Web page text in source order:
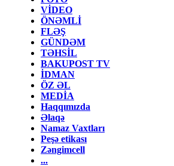
VİDEO
ÖNƏMLİ
FLƏŞ
GÜNDƏM
TƏHSİL
BAKUPOST TV
İDMAN
ÖZ ƏL
MEDİA
Haqqımızda
Əlaqə
Namaz Vaxtları
Peşə etikası
Zəngimcell
...